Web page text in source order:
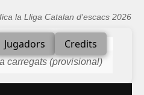
la Lliga Catalan d'escacs 2026
Jugadors Credits
carregats (provisional)